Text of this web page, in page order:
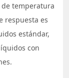
temperatura
respuesta es
estándar,
con